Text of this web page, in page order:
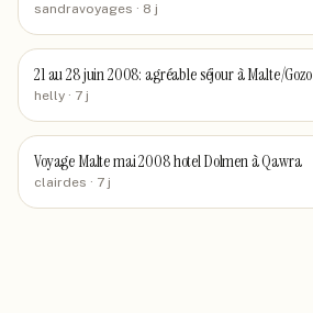
sandravoyages · 8 j
21 au 28 juin 2008: agréable séjour à Malte/Gozo
helly · 7 j
Voyage Malte mai 2008 hotel Dolmen à Qawra
clairdes · 7 j